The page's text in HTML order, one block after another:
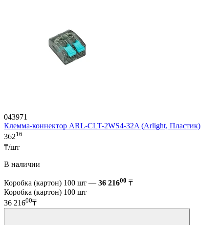
043971
Клемма-коннектор ARL-CLT-2WS4-32A (Arlight, Пластик)
36216
₸/шт
В наличии
Коробка (картон) 100 шт — 36 21600 ₸
Коробка (картон) 100 шт
36 21600₸